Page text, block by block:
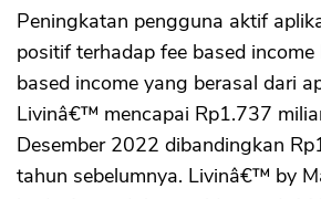
Peningkatan pengguna aktif
positif terhadap fee based income
based income yang berasal dari
Livinâ€™ mencapai Rp1.737
Desember 2022 dibandingkan
tahun sebelumnya. Livinâ€™ by